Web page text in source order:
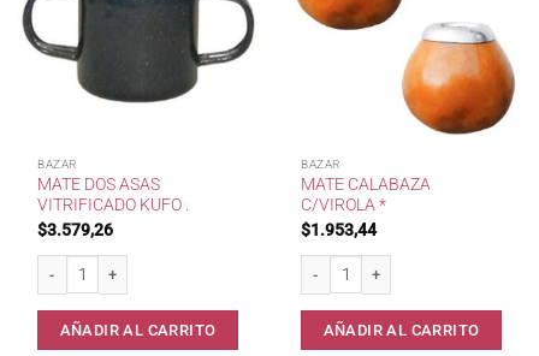
BAZAR
MATE DOS ASAS
VITRIFICADO KUFO .
$3.579,26
Mate dos asas vitrificado Kufo . cantidad
AÑADIR AL CARRITO
BAZAR
MATE CALABAZA
C/VIROLA *
$1.953,44
Mate Calabaza c/Virola * cantidad
AÑADIR AL CARRITO